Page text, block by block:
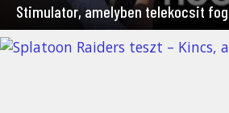
Stimulator, amelyben telekocsit